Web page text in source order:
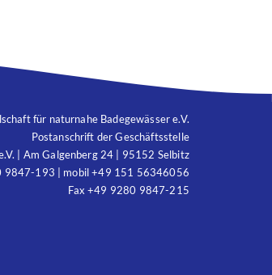
für naturnahe Badegewässer e.V.
Postanschrift der Geschäftsstelle
| Am Galgenberg 24 | 95152 Selbitz
9847-193 | mobil +49 151 56346056
Fax +49 9280 9847-215